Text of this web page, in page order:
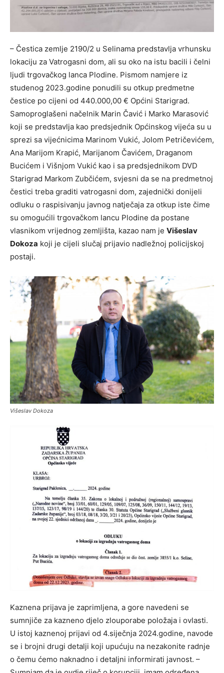
– Čestica zemlje 2190/2 u Selinama predstavlja vrhunsku
lokaciju za Vatrogasni dom, ali su oko na istu bacili i čelni
ljudi trgovačkog lanca Plodine. Pismom namjere iz
studenog 2023.godine ponudili su otkup predmetne
čestice po cijeni od 440.000,00 € Općini Starigrad.
Samoproglašeni načelnik Marin Čavić i Marko Marasović
koji se predstavlja kao predsjednik Općinskog vijeća su u
sprezi sa vijećnicima Marinom Vukić, Jolom Petričevićem,
Ana Marijom Krapić, Marijanom Čavićem, Draganom
Bucićem i Višnjom Vukić kao i sa predsjednikom DVD
Starigrad Markom Zubčićem, svjesni da se na predmetnoj
čestici treba graditi vatrogasni dom, zajednički donijeli
odluku o raspisivanju javnog natječaja za otkup iste čime
su omogućili trgovačkom lancu Plodine da postane
vlasnikom vrijednog zemljišta, kazao nam je Višeslav
Dokoza koji je cijeli slučaj prijavio nadležnoj policijskoj
postaji.
Višeslav Dokoza
Kaznena prijava je zaprimljena, a gore navedeni se
sumnjiče za kazneno djelo zlouporabe položaja i ovlasti.
U istoj kaznenoj prijavi od 4.siječnja 2024.godine, navode
se i brojni drugi detalji koji upućuju na nezakonite radnje
o čemu ćemo naknadno i detaljni informirati javnost. –